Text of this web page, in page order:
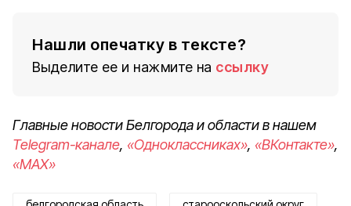
Нашли опечатку в тексте?
Выделите ее и нажмите на ссылку
Главные новости Белгорода и области в нашем
Telegram-канале, «Одноклассниках», «ВКонтакте»,
«MAX»